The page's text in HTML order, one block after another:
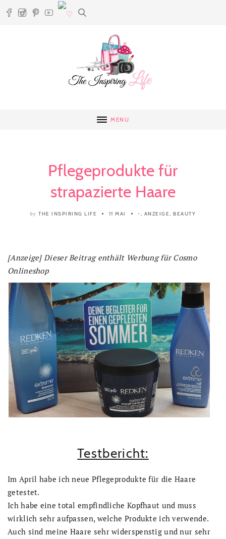
MENU
Pflegeprodukte für
strapazierte Haare
by THE INSPIRING LIFE 11 MAI -, ANZEIGE,BEAUTY
[Anzeige] Dieser Beitrag enthält Werbung für Cosmo
Onlineshop
Testbericht:
Im April habe ich neue Pflegeprodukte für die Haare
getestet.
Ich habe eine total empfindliche Kopfhaut und muss
wirklich sehr aufpassen, welche Produkte ich verwende.
Auch sind meine Haare sehr widerspenstig und nur sehr